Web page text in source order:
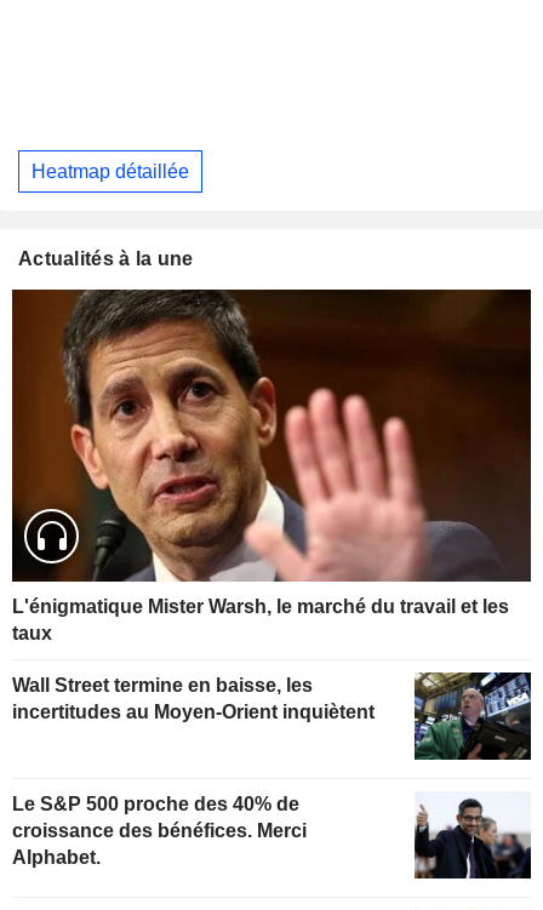
Heatmap détaillée
Actualités à la une
L'énigmatique Mister Warsh, le marché du travail et les
taux
Wall Street termine en baisse, les
incertitudes au Moyen-Orient inquiètent
Le S&P 500 proche des 40% de
croissance des bénéfices. Merci
Alphabet.